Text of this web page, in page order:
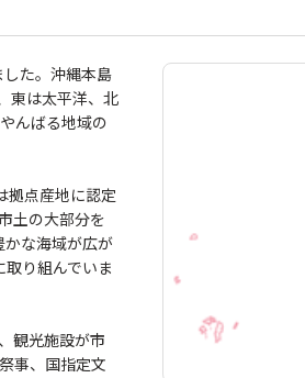
た。沖縄本島
東は太平洋、北
んばる地域の
拠点産地に認定
土の大部分を
かな海域が広が
り組んでいま
観光施設が市
事、国指定文